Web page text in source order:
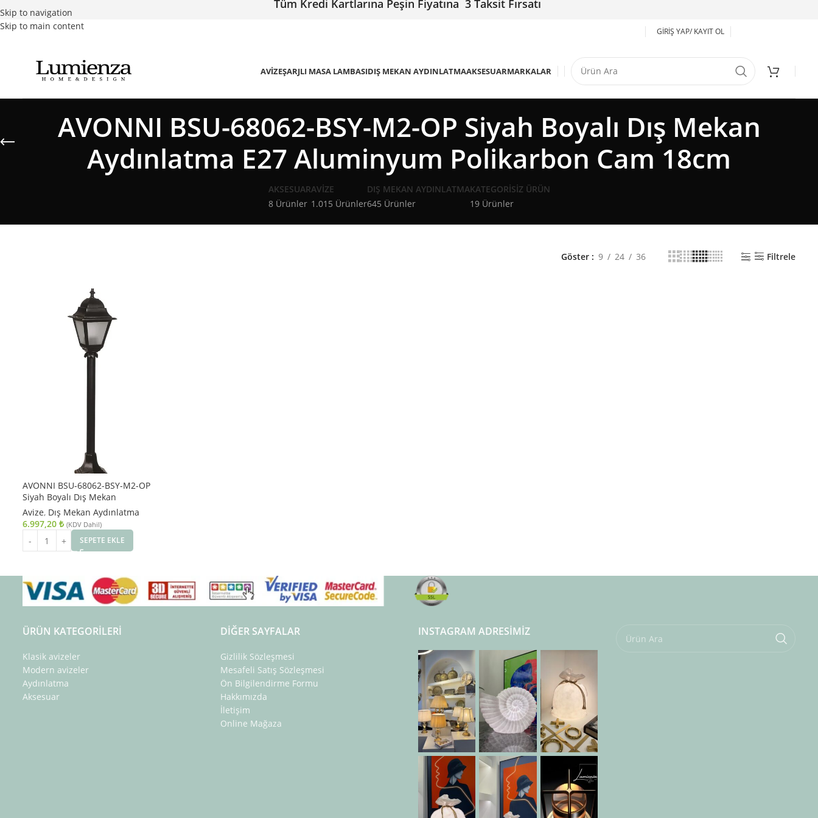
Skip to navigation
Skip to main content
Tüm Kredi Kartlarına Peşin Fiyatına 3 Taksit Fırsatı
GIRIŞ YAP/ KAYIT OL
AVIZEŞARJLI MASA LAMBASIDIŞ MEKAN AYDINLATMAAKSESUARMARKALAR
AVONNI BSU-68062-BSY-M2-OP Siyah Boyalı Dış Mekan
Aydınlatma E27 Aluminyum Polikarbon Cam 18cm
AKSESUAR
8 Ürünler
AVIZE
1.015 Ürünler
DIŞ MEKAN AYDINLATMA
645 Ürünler
KATEGORISIZ ÜRÜN
19 Ürünler
Göster 9 24 36 Filtrele
AVONNI BSU-68062-BSY-M2-OP
Siyah Boyalı Dış Mekan
Aydınlatma E27 Aluminyum
Polikarbon Cam 18cm
Avize, Dış Mekan Aydınlatma
6.997,20 ₺ (KDV Dahil)
SEPETE EKLE
ÜRÜN KATEGORILERI
Klasik avizeler
Modern avizeler
Aydınlatma
Aksesuar
DIĞER SAYFALAR
Gizlilik Sözleşmesi
Mesafeli Satış Sözleşmesi
Ön Bilgilendirme Formu
Hakkımızda
İletişim
Online Mağaza
INSTAGRAM ADRESIMIZ